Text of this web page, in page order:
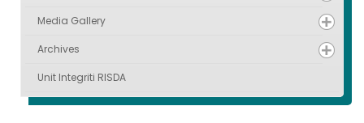
Media Gallery
Archives
Unit Integriti RISDA